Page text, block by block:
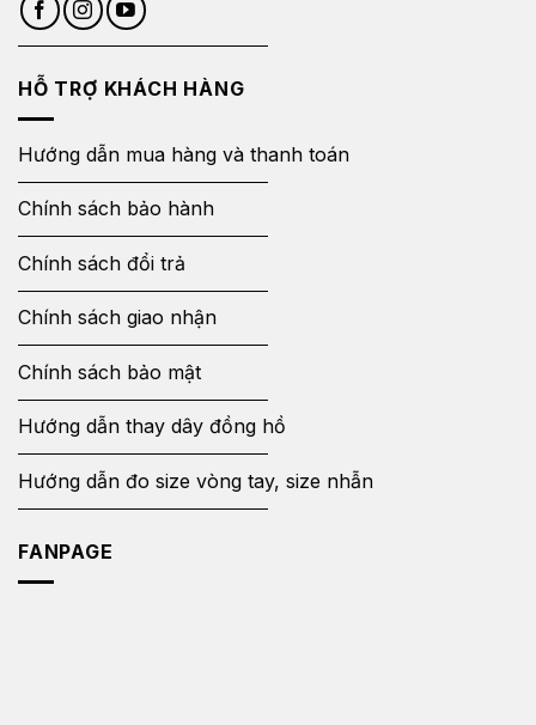
HỖ TRỢ KHÁCH HÀNG
Hướng dẫn mua hàng và thanh toán
Chính sách bảo hành
Chính sách đổi trả
Chính sách giao nhận
Chính sách bảo mật
Hướng dẫn thay dây đồng hồ
Hướng dẫn đo size vòng tay, size nhẫn
FANPAGE